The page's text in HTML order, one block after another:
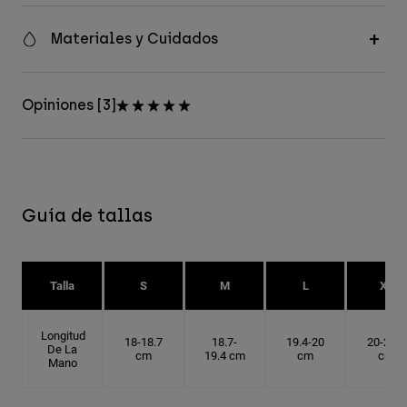
Materiales y Cuidados
Opiniones [3]
Guía de tallas
Talla S M L XL
Longitud
De La
Mano
18-18.7
cm
18.7-
19.4 cm
19.4-20
cm
20-20.6
cm